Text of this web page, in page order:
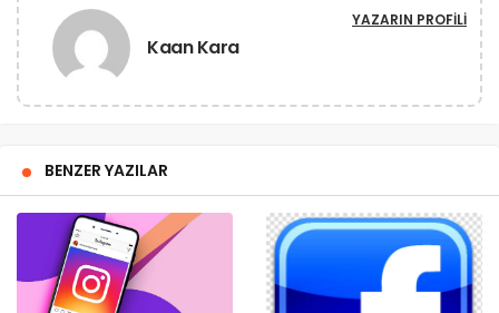
Kaan Kara
YAZARIN PROFILI
BENZER YAZILAR